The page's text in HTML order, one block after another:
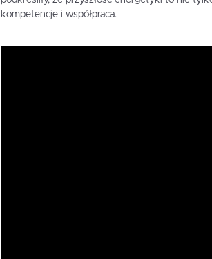
kompetencje i współpraca.